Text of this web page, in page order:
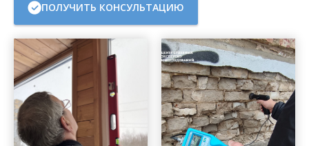
ПОЛУЧИТЬ КОНСУЛЬТАЦИЮ